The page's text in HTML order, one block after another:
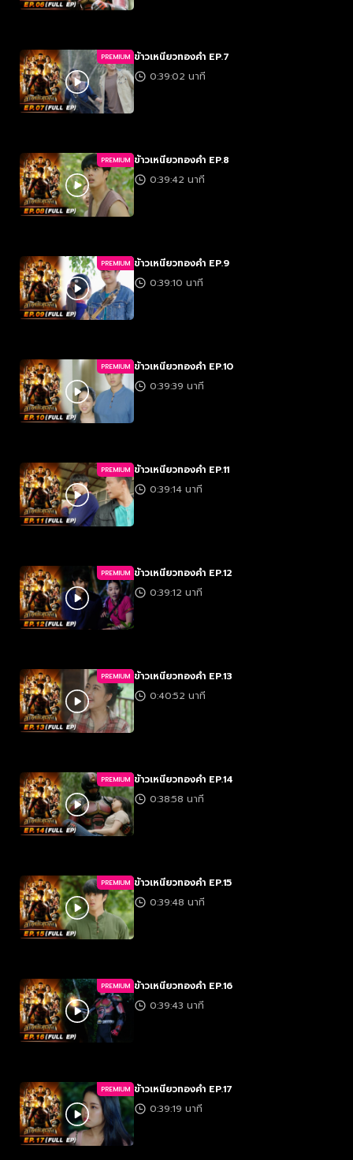
PREMIUM ข้าวเหนียวทองคำ EP.7
0:39:02 นาที
PREMIUM ข้าวเหนียวทองคำ EP.8
0:39:42 นาที
PREMIUM ข้าวเหนียวทองคำ EP.9
0:39:10 นาที
PREMIUM ข้าวเหนียวทองคำ EP.10
0:39:39 นาที
PREMIUM ข้าวเหนียวทองคำ EP.11
0:39:14 นาที
PREMIUM ข้าวเหนียวทองคำ EP.12
0:39:12 นาที
PREMIUM ข้าวเหนียวทองคำ EP.13
0:40:52 นาที
PREMIUM ข้าวเหนียวทองคำ EP.14
0:38:58 นาที
PREMIUM ข้าวเหนียวทองคำ EP.15
0:39:48 นาที
PREMIUM ข้าวเหนียวทองคำ EP.16
0:39:43 นาที
PREMIUM ข้าวเหนียวทองคำ EP.17
0:39:19 นาที